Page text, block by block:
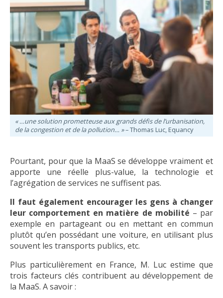
« …une solution prometteuse aux grands défis de l’urbanisation,
de la congestion et de la pollution… »– Thomas Luc, Equancy
Pourtant, pour que la MaaS se développe vraiment et
apporte une réelle plus-value, la technologie et
l’agrégation de services ne suffisent pas.
Il faut également encourager les gens à changer
leur comportement en matière de mobilité – par
exemple en partageant ou en mettant en commun
plutôt qu’en possédant une voiture, en utilisant plus
souvent les transports publics, etc.
Plus particulièrement en France, M. Luc estime que
trois facteurs clés contribuent au développement de
la MaaS. A savoir :